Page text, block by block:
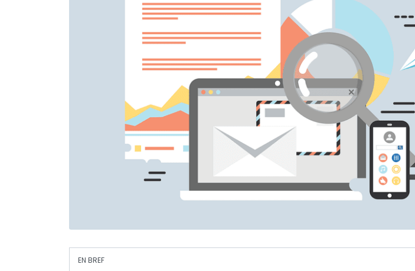
EN BREF